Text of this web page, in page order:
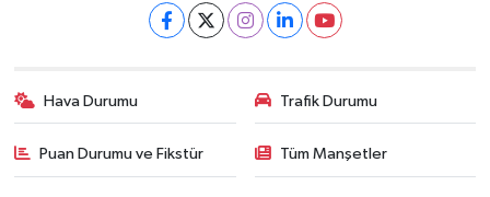
Hava Durumu Trafik Durumu
Puan Durumu ve Fikstür Tüm Manşetler